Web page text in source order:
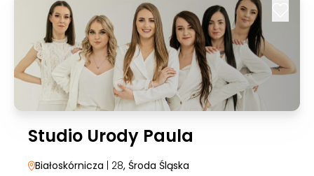
Studio Urody Paula
Białoskórnicza | 28, Środa Śląska